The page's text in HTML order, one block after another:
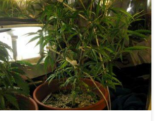
zapachu uprawy cannabis w
do uprawy. Kontrolowanie
najlepszy sposób na zachowanie tajemnicy
skarg od natrętnych sąsiadów. Więc spójrzmy
lepiej kontrolować zapach bez szkody dla
artykule zebraliśmy kilka przydatnych
wszystko, co musisz […]